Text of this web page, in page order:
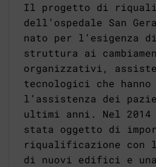
Il progetto di
dell’ospedale San
nato per l’esigenza
struttura ai
organizzativi,
tecnologici che
l’assistenza dei
ultimi anni. Nel
stata oggetto di
riqualificazione con
di nuovi edifici e una